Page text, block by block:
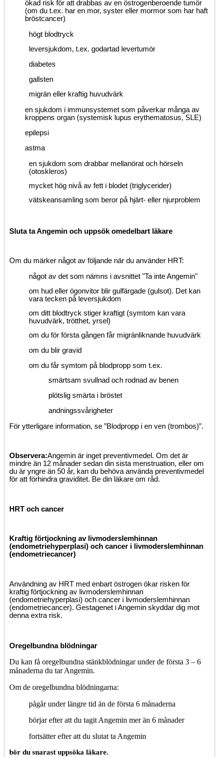
ökad risk för att drabbas av en östrogenberoende tumör
(om du t.ex. har en mor, syster eller mormor som har haft
bröstcancer)
högt blodtryck
leversjukdom, t.ex. godartad levertumör
diabetes
gallsten
migrän eller kraftig huvudvärk
en sjukdom i immunsystemet som påverkar många av
kroppens organ (systemisk lupus erythematosus, SLE)
epilepsi
astma
en sjukdom som drabbar mellanörat och hörseln
(otoskleros)
mycket hög nivå av fett i blodet (triglycerider)
vätskeansamling som beror på hjärt- eller njurproblem
Sluta ta Angemin och uppsök omedelbart läkare
Om du märker något av följande när du använder HRT:
något av det som nämns i avsnittet "Ta inte Angemin"
om hud eller ögonvitor blir gulfärgade (gulsot). Det kan
vara tecken på leversjukdom
om ditt blodtryck stiger kraftigt (symtom kan vara
huvudvärk, trötthet, yrsel)
om du för första gången får migränliknande huvudvärk
om du blir gravid
om du får symtom på blodpropp som t.ex.
smärtsam svullnad och rodnad av benen
plötslig smärta i bröstet
andningssvårigheter
För ytterligare information, se ”Blodpropp i en ven (trombos)”.
Observera:Angemin är inget preventivmedel. Om det är
mindre än 12 månader sedan din sista menstruation, eller om
du är yngre än 50 år, kan du behöva använda preventivmedel
för att förhindra graviditet. Be din läkare om råd.
HRT och cancer
Kraftig förtjockning av livmoderslemhinnan
(endometriehyperplasi) och cancer i livmoderslemhinnan
(endometriecancer)
Användning av HRT med enbart östrogen ökar risken för
kraftig förtjockning av livmoderslemhinnan
(endometriehyperplasi) och cancer i livmoderslemhinnan
(endometriecancer). Gestagenet i Angemin skyddar dig mot
denna extra risk.
Oregelbundna blödningar
Du kan få oregelbundna stänkblödningar under de första 3 – 6
månaderna du tar Angemin.
Om de oregelbundna blödningarna:
pågår under längre tid än de första 6 månaderna
börjar efter att du tagit Angemin mer än 6 månader
fortsätter efter att du slutat ta Angemin
bör du snarast uppsöka läkare.